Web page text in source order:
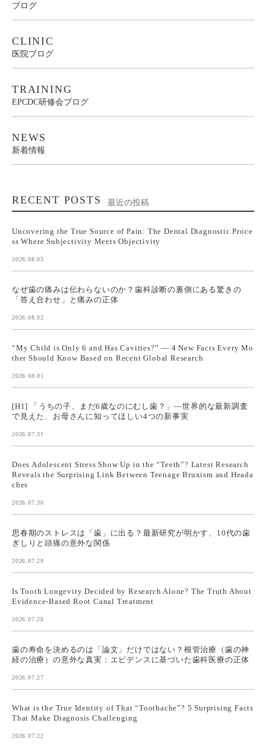
ブログ
CLINIC
医院ブログ
TRAINING
EPCDC研修会ブログ
NEWS
新着情報
RECENT POSTS 最近の投稿
Uncovering the True Source of Pain: The Dental Diagnostic Proce
ss Where Subjectivity Meets Objectivity
2026.08.03
なぜ歯の痛みは伝わらないのか？歯科診断の裏側にある驚きの
「答え合わせ」と痛みの正体
2026.08.02
“My Child is Only 6 and Has Cavities?” — 4 New Facts Every Mo
ther Should Know Based on Recent Global Research
2026.08.01
[H1] 「うちの子、まだ6歳なのにむし歯？」—世界的な最新調査
で見えた、お母さんに知ってほしい4つの新事実
2026.07.31
Does Adolescent Stress Show Up in the “Teeth”? Latest Research
Reveals the Surprising Link Between Teenage Bruxism and Heada
ches
2026.07.30
思春期のストレスは「歯」に出る？最新研究が明かす、10代の歯
ぎしりと頭痛の意外な関係
2026.07.29
Is Tooth Longevity Decided by Research Alone? The Truth About
Evidence-Based Root Canal Treatment
2026.07.28
歯の寿命を決めるのは「論文」だけではない？根管治療（歯の神
経の治療）の意外な真実：エビデンスに基づいた歯科医療の正体
2026.07.27
What is the True Identity of That “Toothache”? 5 Surprising Facts
That Make Diagnosis Challenging
2026.07.22